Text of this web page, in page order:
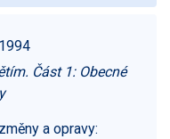
Část 1: Obecné
a opravy: